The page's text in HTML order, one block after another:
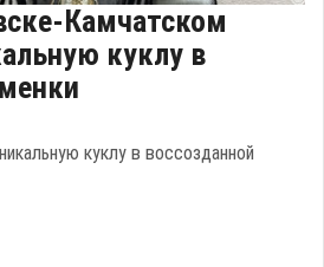
Камчатском
куклу в
куклу в воссозданной